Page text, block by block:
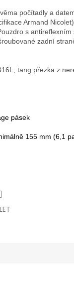
počítadly a
Armand
s
zadní
tang přezka z
pásek
155 mm (6,1